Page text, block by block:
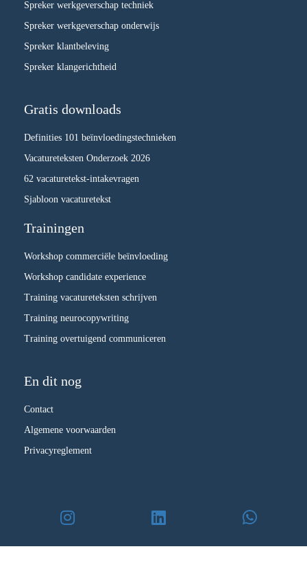
Spreker werkgeverschap techniek
Spreker werkgeverschap onderwijs
Spreker klantbeleving
Spreker klangerichtheid
Gratis downloads
Definities 101 beïnvloedingstechnieken
Vacatureteksten Onderzoek 2026
62 vacaturetekst-intakevragen
Sjabloon vacaturetekst
Trainingen
Workshop commerciële beïnvloeding
Workshop candidate experience
Training vacatureteksten schrijven
Training neurocopywriting
Training overtuigend communiceren
En dit nog
Contact
Algemene voorwaarden
Privacyreglement